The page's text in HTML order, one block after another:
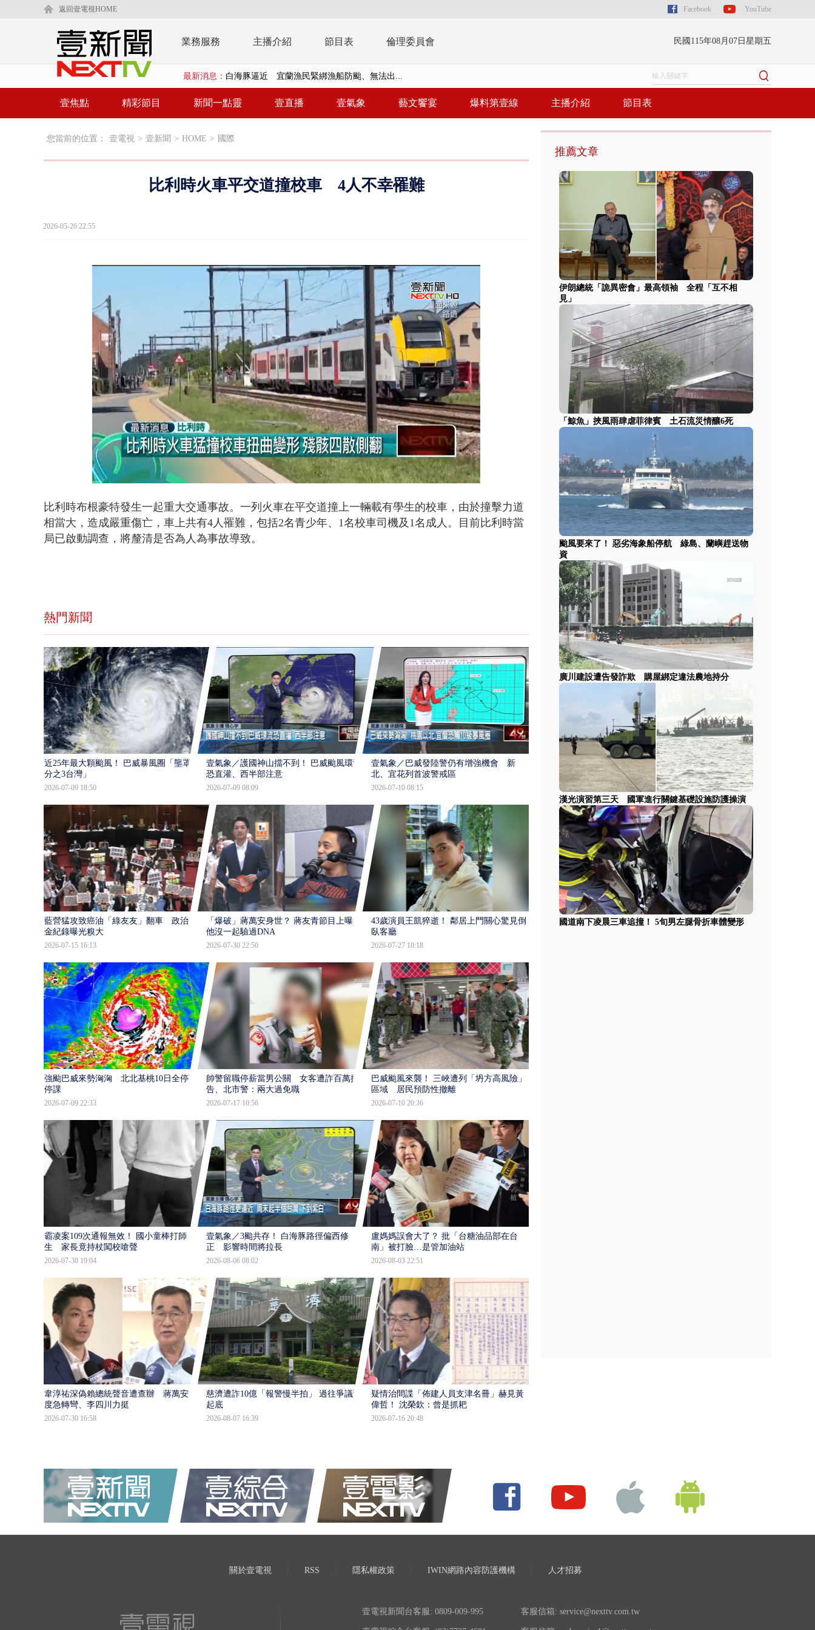
返回壹電視HOME Facebook YouTube
業務服務 主播介紹 節目表 倫理委員會 民國115年08月07日星期五
最新消息： 白海豚逼近 宜蘭漁民緊綁漁船防颱、無法出...
「鯨魚」挾風雨肆虐菲律賓 土石流災情釀6
台中水電行清晨火警 現場傳爆炸聲、72歲屋...
【新聞一點靈】慈濟採購疫苗詐騙案 名律師...
壹焦點 精彩節目 新聞一點靈 壹直播 壹氣象 藝文饗宴 爆料第壹線 主播介紹 節目表
您當前的位置： 壹電視 > 壹新聞 > HOME > 國際
比利時火車平交道撞校車 4人不幸罹難
2026-05-26 22:55
Unmute Loaded
55.80%
比利時布根豪特發生一起重大交通事故。一列火車在平交道撞上一輛載有學生的校車，由於撞擊力道
相當大，造成嚴重傷亡，車上共有4人罹難，包括2名青少年、1名校車司機及1名成人。
目前比利時當
局已啟動調查，將釐清是否為人為事故導致。
熱門新聞
近25年最大顆颱風！ 巴威暴風圈「壟罩4
分之3台灣」
2026-07-09 18:50
壹氣象／護國神山擋不到！ 巴威颱風環流
恐直灌、西半部注意
2026-07-09 08:09
壹氣象／巴威發陸警仍有增強機會 新
北、宜花列首波警戒區
2026-07-10 08:15
藍營猛攻致癌油「綠友友」翻車 政治獻
金紀錄曝光糗大
2026-07-15 16:13
「爆破」蔣萬安身世？ 蔣友青節目上曝：
他沒一起驗過DNA
2026-07-30 22:50
43歲演員王凱猝逝！ 鄰居上門關心驚見倒
臥客廳
2026-07-27 10:18
強颱巴威來勢洶洶 北北基桃10日全停班
停課
2026-07-09 22:33
帥警留職停薪當男公關 女客遭詐百萬提
告、北市警：兩大過免職
2026-07-17 10:56
巴威颱風來襲！ 三峽遭列「坍方高風險」
區域 居民預防性撤離
2026-07-10 20:36
霸凌案109次通報無效！ 國小童棒打師
生 家長竟持杖闖校嗆聲
2026-07-30 19:04
壹氣象／3颱共存！ 白海豚路徑偏西修
正 影響時間將拉長
2026-08-06 08:02
盧媽媽誤會大了？ 批「台糖油品部在台
南」被打臉…是管加油站
2026-08-03 22:51
韋淳祐深偽賴總統聲音遭查辦 蔣萬安態
度急轉彎、李四川力挺
2026-07-30 16:58
慈濟遭詐10億「報警慢半拍」 過往爭議遭
起底
2026-08-07 16:39
疑情治間諜「佈建人員支津名冊」赫見黃
偉哲！ 沈榮欽：曾是抓耙
2026-07-16 20:48
推薦文章
伊朗總統「詭異密會」最高領袖 全程「互不相
見」
「鯨魚」挾風雨肆虐菲律賓 土石流災情釀6死
颱風要來了！ 惡劣海象船停航 綠島、蘭嶼趕送物
資
廣川建設遭告發詐欺 購屋綁定違法農地持分
漢光演習第三天 國軍進行關鍵基礎設施防護操演
國道南下凌晨三車追撞！ 5旬男左腿骨折車體變形
關於壹電視 RSS 隱私權政策 IWIN網路內容防護機構 人才招募
壹電視新聞台客服: 0809-009-995 客服信箱: service@nexttv.com.tw